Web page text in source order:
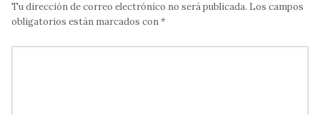
Tu dirección de correo electrónico no será publicada. Los campos
obligatorios están marcados con*